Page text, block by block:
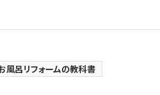
風呂リフォームの教科書